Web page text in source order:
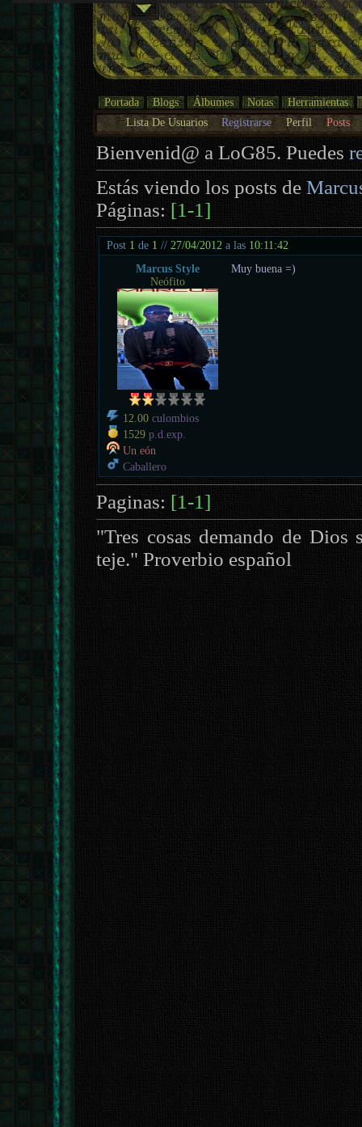
Portada Blogs Álbumes Notas
Herramientas
Lista De Usuarios
Registrarse Perfil Posts
Bienvenid@ a LoG85. Puedes
Estás viendo los posts de
Páginas: [1-1]
Post 1 de 1 // 27/04/2012 a las 10:11:42
Marcus Style
Neófito
12.00 culombios
1529 p.d.exp.
Un eón
Caballero
Muy buena =)
Paginas: [1-1]
"Tres cosas demando de
teje." Proverbio español